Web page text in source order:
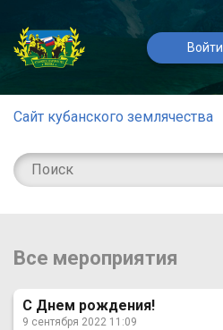
Войти
Сайт кубанского землячества
Все мероприятия
С Днем рождения!
9 сентября 2022 11:09